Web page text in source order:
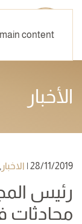
content
الأخبار
28/11/2019
| الاخبار ,
رئيس
محادثات